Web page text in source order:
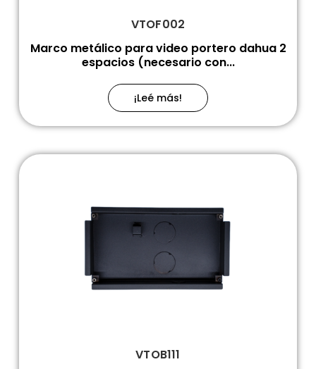
VTOF002
Marco metálico para video portero dahua 2
espacios (necesario con...
¡Leé más!
VTOB111